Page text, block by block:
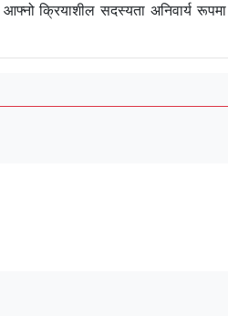
क्रियाशील सदस्यता अनिवार्य